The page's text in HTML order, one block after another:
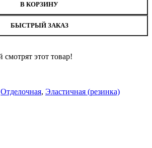
В КОРЗИНУ
БЫСТРЫЙ ЗАКАЗ
смотрят этот товар!
Отделочная, Эластичная (резинка)